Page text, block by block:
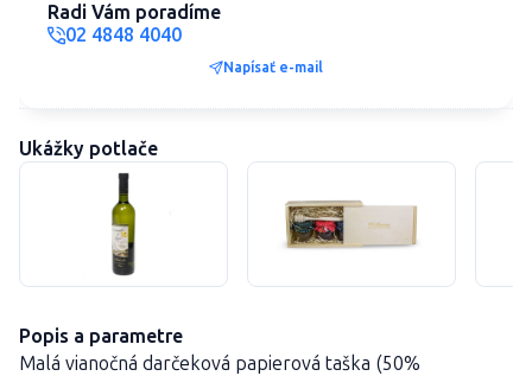
Radi Vám poradíme
02 4848 4040
Napísať e-mail
Ukážky potlače
Popis a parametre
Malá vianočná darčeková papierová taška (50%